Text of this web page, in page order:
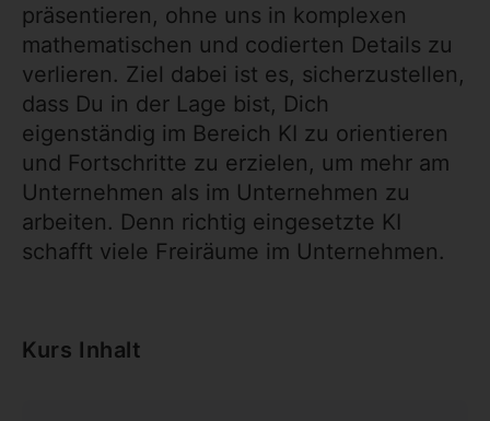
präsentieren, ohne uns in komplexen
mathematischen und codierten Details zu
verlieren. Ziel dabei ist es, sicherzustellen,
dass Du in der Lage bist, Dich
eigenständig im Bereich KI zu orientieren
und Fortschritte zu erzielen, um mehr am
Unternehmen als im Unternehmen zu
arbeiten. Denn richtig eingesetzte KI
schafft viele Freiräume im Unternehmen.
Kurs Inhalt